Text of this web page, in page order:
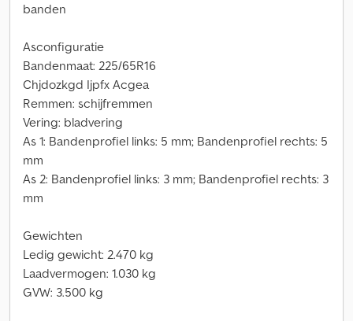
banden
Asconfiguratie
Bandenmaat: 225/65R16
Chjdozkgd Ijpfx Acgea
Remmen: schijfremmen
Vering: bladvering
As 1: Bandenprofiel links: 5 mm; Bandenprofiel rechts: 5
mm
As 2: Bandenprofiel links: 3 mm; Bandenprofiel rechts: 3
mm
Gewichten
Ledig gewicht: 2.470 kg
Laadvermogen: 1.030 kg
GVW: 3.500 kg